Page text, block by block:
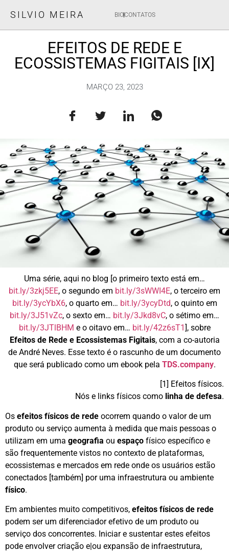
SILVIO MEIRA BIOCONTATOS
EFEITOS DE REDE E
ECOSSISTEMAS FIGITAIS [IX]
MARÇO 23, 2023
Uma série, aqui no blog [o primeiro texto está em…
bit.ly/3zkj5EE, o segundo em bit.ly/3sWWI4E, o terceiro em
bit.ly/3ycYbX6, o quarto em… bit.ly/3ycyDtd, o quinto em
bit.ly/3J51vZc, o sexto em… bit.ly/3Jkd8vC, o sétimo em…
bit.ly/3JTlBHM e o oitavo em… bit.ly/42z6sT1], sobre
Efeitos de Rede e Ecossistemas Figitais, com a co-autoria
de André Neves. Esse texto é o rascunho de um documento
que será publicado como um ebook pela TDS.company.
[1] Efeitos físicos.
Nós e links físicos como linha de defesa.
Os efeitos físicos de rede ocorrem quando o valor de um
produto ou serviço aumenta à medida que mais pessoas o
utilizam em uma geografia ou espaço físico específico e
são frequentemente vistos no contexto de plataformas,
ecossistemas e mercados em rede onde os usuários estão
conectados [também] por uma infraestrutura ou ambiente
físico.
Em ambientes muito competitivos, efeitos físicos de rede
podem ser um diferenciador efetivo de um produto ou
serviço dos concorrentes. Iniciar e sustentar estes efeitos
pode envolver criação e|ou expansão de infraestrutura,